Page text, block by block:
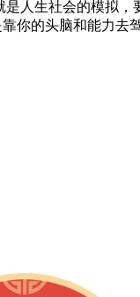
生社会的模拟，
你的头脑和能力